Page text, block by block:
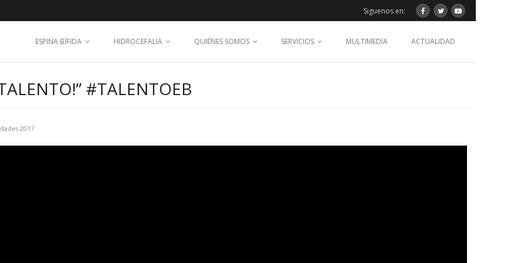
Siguenos en:
ESPINA BÍFIDA HIDROCEFALIA QUIÉNES SOMOS SERVICIOS MULTIMEDIA ACTUALIDAD
#TALENTOEB
2017